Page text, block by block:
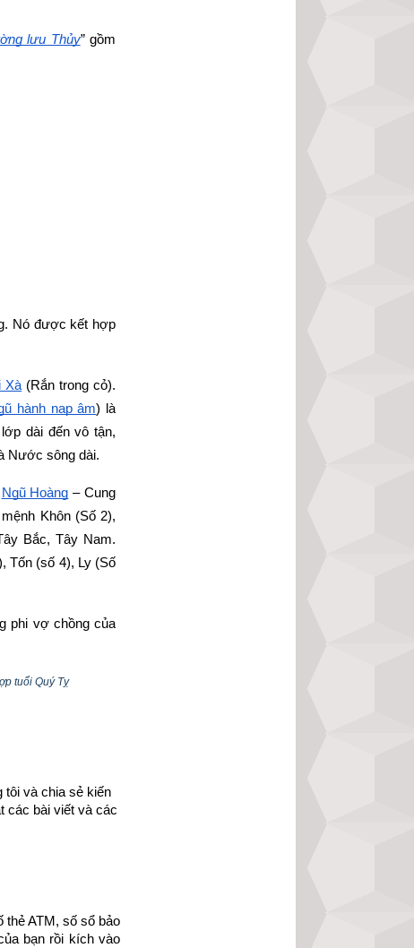
lưu Thủy” gồm
Nó được kết hợp
Xà (Rắn trong cỏ).
hành nạp âm) là
dài đến vô tận,
Nước sông dài.
Ngũ Hoàng – Cung
Khôn (Số 2),
Bắc, Tây Nam.
Tốn (số 4), Ly (Số
phi vợ chồng của
tuổi Quý Tỵ
tôi và chia sẻ kiến
các bài viết và các
thẻ ATM, số sổ bảo
bạn rồi kích vào